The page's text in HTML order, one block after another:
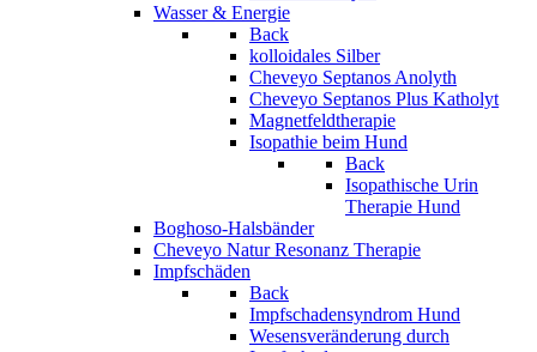
Wasser & Energie
Back
kolloidales Silber
Cheveyo Septanos Anolyth
Cheveyo Septanos Plus Katholyt
Magnetfeldtherapie
Isopathie beim Hund
Back
Isopathische Urin
Therapie Hund
Boghoso-Halsbänder
Cheveyo Natur Resonanz Therapie
Impfschäden
Back
Impfschadensyndrom Hund
Wesensveränderung durch